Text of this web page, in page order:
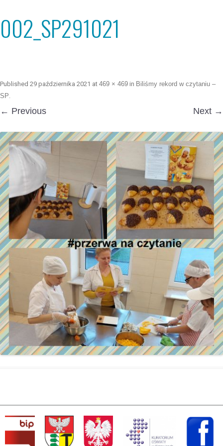
002_SP291021
Published 29 października 2021 at 469 × 469 in Biliśmy rekord w czytaniu –
SP.
← Previous Next →